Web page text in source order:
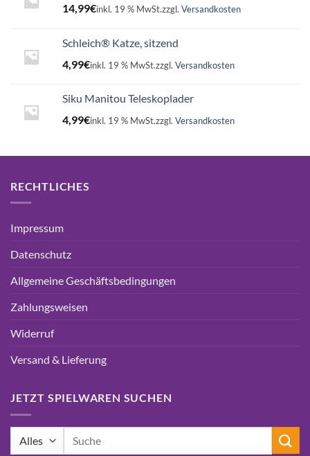
14,99€inkl. 19 % MwSt.zzgl. Versandkosten
Schleich® Katze, sitzend
4,99€inkl. 19 % MwSt.zzgl. Versandkosten
Siku Manitou Teleskoplader
4,99€inkl. 19 % MwSt.zzgl. Versandkosten
RECHTLICHES
Impressum
Datenschutz
Allgemeine Geschäftsbedingungen
Zahlungsweisen
Widerruf
Versand & Lieferung
JETZT SPIELWAREN SUCHEN